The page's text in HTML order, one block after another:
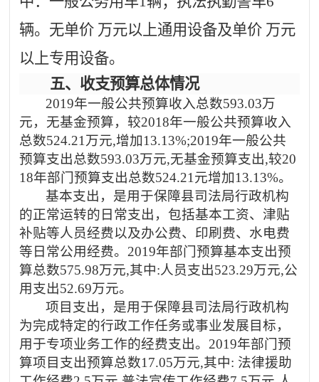
辆。无单价 万元以上通用设备及单价 万元
以上专用设备。
五、 收支预算总体情况
2019年一般公共预算收入总数593.03万
元，无基金预算，较2018年一般公共预算收入
总数524.21万元,增加13.13%;2019年一般公共
预算支出总数593.03万元,无基金预算支出,较20
18年部门预算支出总数524.21元增加13.13%。
基本支出，是用于保障县司法局行政机构
的正常运转的日常支出，包括基本工资、津贴
补贴等人员经费以及办公费、印刷费、水电费
等日常公用经费。 2019年部门预算基本支出预
算总数575.98万元,其中:人员支出523.29万元,公
用支出52.69万元。
项目支出，是用于保障县司法局行政机构
为完成特定的行政工作任务或事业发展目标，
用于专项业务工作的经费支出。 2019年部门预
算项目支出预算总数17.05万元,其中: 法律援助